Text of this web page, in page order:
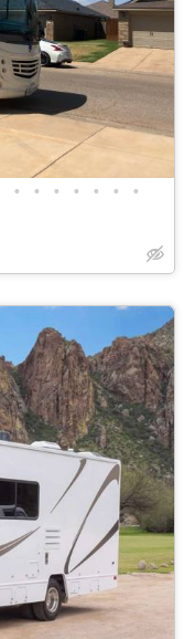
• • • • • • •